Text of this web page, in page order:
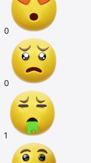
0
0
1